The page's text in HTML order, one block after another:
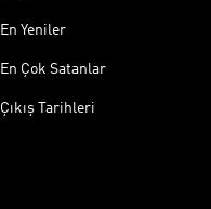
En Yeniler
En Çok Satanlar
Çıkış Tarihleri